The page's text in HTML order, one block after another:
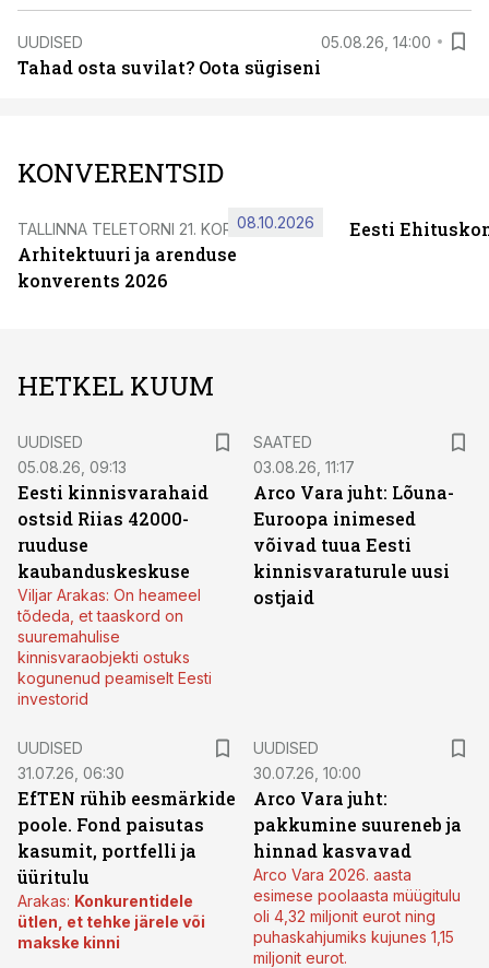
UUDISED 05.08.26, 14:00
Tahad osta suvilat? Oota sügiseni
KONVERENTSID
TALLINNA TELETORNI 21. KORRUSEL
Arhitektuuri ja arenduse
konverents 2026
08.10.2026 Eesti
HETKEL KUUM
UUDISED
05.08.26, 09:13
Eesti kinnisvarahaid
ostsid Riias 42000-
ruuduse
kaubanduskeskuse
Viljar Arakas: On heameel
tõdeda, et taaskord on
suuremahulise
kinnisvaraobjekti ostuks
kogunenud peamiselt Eesti
investorid
SAATED
03.08.26, 11:17
Arco Vara juht: Lõuna-
Euroopa inimesed
võivad tuua Eesti
kinnisvaraturule uusi
ostjaid
UUDISED
31.07.26, 06:30
EfTEN rühib eesmärkide
poole. Fond paisutas
kasumit, portfelli ja
üüritulu
Arakas: Konkurentidele
ütlen, et tehke järele või
makske kinni
UUDISED
30.07.26, 10:00
Arco Vara juht:
pakkumine suureneb ja
hinnad kasvavad
Arco Vara 2026. aasta
esimese poolaasta müügitulu
oli 4,32 miljonit eurot ning
puhaskahjumiks kujunes 1,15
miljonit eurot.